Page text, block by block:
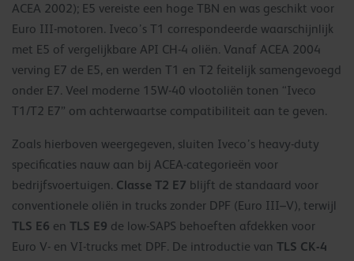
ACEA 2002); E5 vereiste een hoge TBN en was geschikt voor
Euro III-motoren. Iveco’s T1 correspondeerde waarschijnlijk
met E5 of vergelijkbare API CH-4 oliën. Vanaf ACEA 2004
verving E7 de E5, en werden T1 en T2 feitelijk samengevoegd
onder E7. Veel moderne 15W-40 vlootoliën tonen “Iveco
T1/T2 E7” om achterwaartse compatibiliteit aan te geven.
Zoals hierboven weergegeven, sluiten Iveco’s heavy-duty
specificaties nauw aan bij ACEA-categorieën voor
bedrijfsvoertuigen. Classe T2 E7 blijft de standaard voor
conventionele oliën in trucks zonder DPF (Euro III–V), terwijl
TLS E6 en TLS E9 de low-SAPS behoeften afdekken voor
Euro V- en VI-trucks met DPF. De introductie van TLS CK-4